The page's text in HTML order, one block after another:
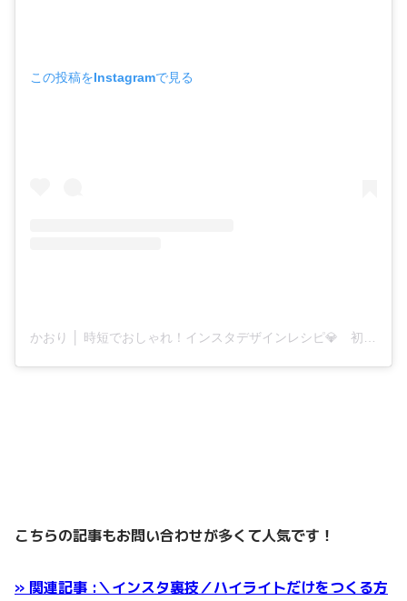
この投稿をInstagramで見る
かおり │ 時短でおしゃれ！インスタデザインレシピ💎 初心者さんに寄り添いサポート(@rosecocon_kaori)がシェアした投稿
こちらの記事もお問い合わせが多くて人気です！
» 関連記事 :＼インスタ裏技／ハイライトだけをつくる方